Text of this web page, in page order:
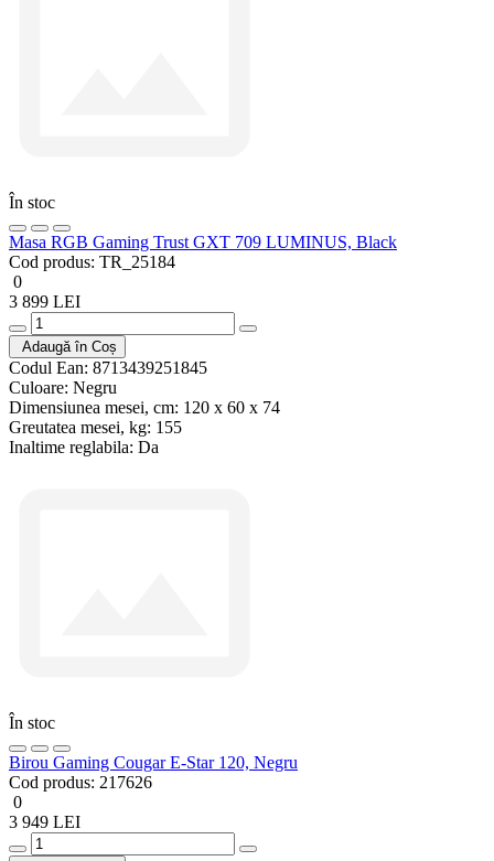
În stoc
Masa RGB Gaming Trust GXT 709 LUMINUS, Black
Cod produs: TR_25184
0
3 899 LEI
Adaugă în Coș
Codul Ean: 8713439251845
Culoare: Negru
Dimensiunea mesei, cm: 120 x 60 x 74
Greutatea mesei, kg: 155
Inaltime reglabila: Da
În stoc
Birou Gaming Cougar E-Star 120, Negru
Cod produs: 217626
0
3 949 LEI